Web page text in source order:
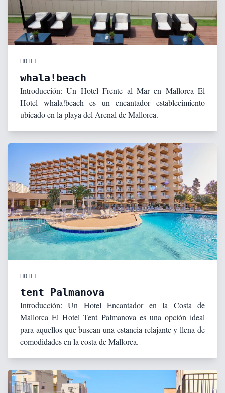
HOTEL
whala!beach
Introducción: Un Hotel Frente al Mar en Mallorca El
Hotel whala!beach es un encantador establecimiento
ubicado en la playa del Arenal de Mallorca.
HOTEL
tent Palmanova
Introducción: Un Hotel Encantador en la Costa de
Mallorca El Hotel Tent Palmanova es una opción ideal
para aquellos que buscan una estancia relajante y llena de
comodidades en la costa de Mallorca.